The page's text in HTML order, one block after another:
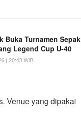
Buka Turnamen Sepak
Legend Cup U-40
| 20:43 WIB
Venue yang dipakai